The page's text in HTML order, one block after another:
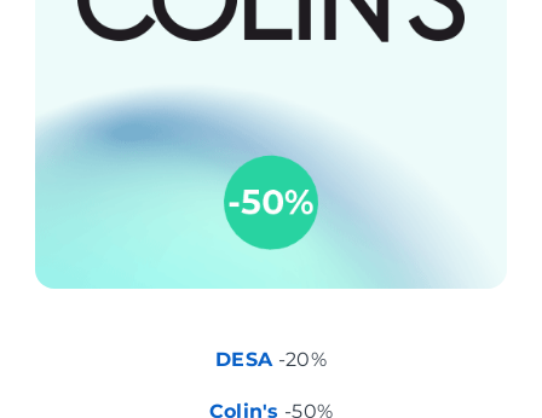
DESA-20%
Colin's -50%